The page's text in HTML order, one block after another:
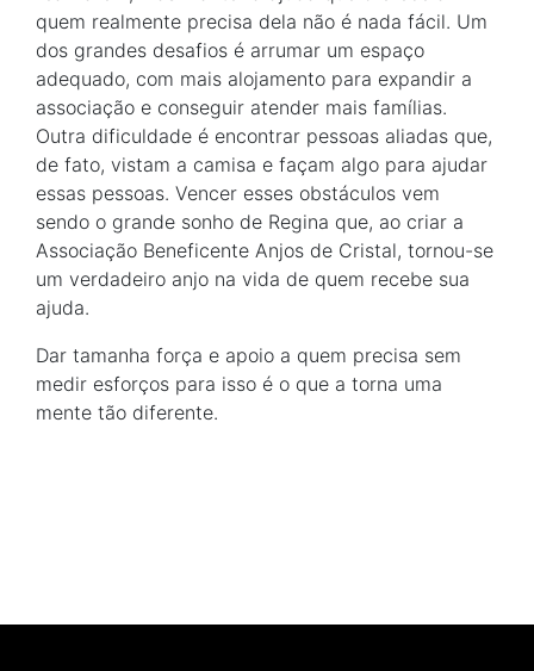
quem realmente precisa dela não é nada fácil. Um
dos grandes desafios é arrumar um espaço
adequado, com mais alojamento para expandir a
associação e conseguir atender mais famílias.
Outra dificuldade é encontrar pessoas aliadas que,
de fato, vistam a camisa e façam algo para ajudar
essas pessoas. Vencer esses obstáculos vem
sendo o grande sonho de Regina que, ao criar a
Associação Beneficente Anjos de Cristal, tornou-se
um verdadeiro anjo na vida de quem recebe sua
ajuda.
Dar tamanha força e apoio a quem precisa sem
medir esforços para isso é o que a torna uma
mente tão diferente.